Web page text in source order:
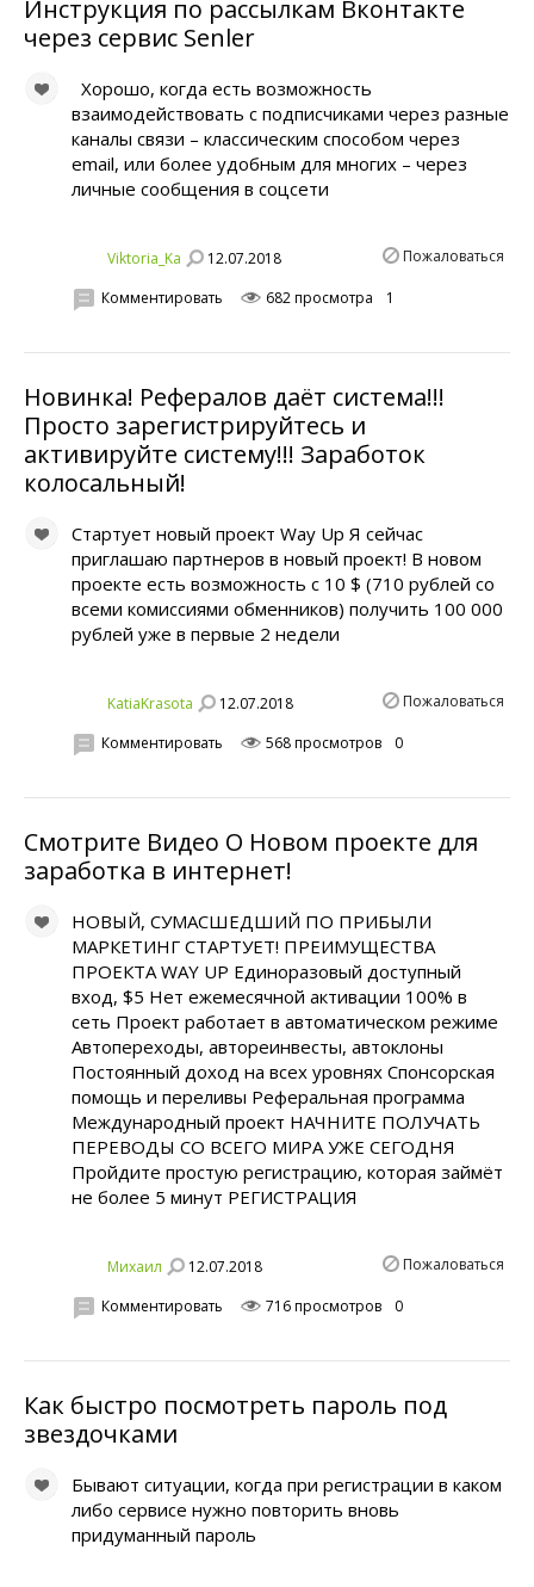
Инструкция по рассылкам Вконтакте
через сервис Senler
Хорошо, когда есть возможность
взаимодействовать с подписчиками через разные
каналы связи – классическим способом через
email, или более удобным для многих – через
личные сообщения в соцсети
Viktoria_Ka 12.07.2018 Пожаловаться
Комментировать 682 просмотра 1
Новинка! Рефералов даёт система!!!
Просто зарегистрируйтесь и
активируйте систему!!! Заработок
колосальный!
Стартует новый проект Way Up Я сейчас
приглашаю партнеров в новый проект! В новом
проекте есть возможность с 10 $ (710 рублей со
всеми комиссиями обменников) получить 100 000
рублей уже в первые 2 недели
KatiaKrasota 12.07.2018 Пожаловаться
Комментировать 568 просмотров 0
Смотрите Видео О Новом проекте для
заработка в интернет!
НОВЫЙ, СУМАСШЕДШИЙ ПО ПРИБЫЛИ
МАРКЕТИНГ СТАРТУЕТ! ПРЕИМУЩЕСТВА
ПРОЕКТА WAY UP Единоразовый доступный
вход, $5 Нет ежемесячной активации 100% в
сеть Проект работает в автоматическом режиме
Автопереходы, автореинвесты, автоклоны
Постоянный доход на всех уровнях Спонсорская
помощь и переливы Реферальная программа
Международный проект НАЧНИТЕ ПОЛУЧАТЬ
ПЕРЕВОДЫ СО ВСЕГО МИРА УЖЕ СЕГОДНЯ
Пройдите простую регистрацию, которая займёт
не более 5 минут РЕГИСТРАЦИЯ
Михаил 12.07.2018 Пожаловаться
Комментировать 716 просмотров 0
Как быстро посмотреть пароль под
звездочками
Бывают ситуации, когда при регистрации в каком
либо сервисе нужно повторить вновь
придуманный пароль